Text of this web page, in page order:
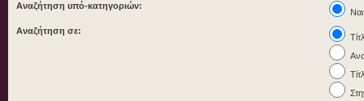
Αναζήτηση υπό-κατηγοριών:
Ναι
Αναζήτηση σε: